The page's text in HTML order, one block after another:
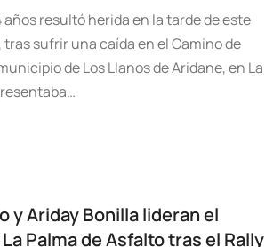
años resultó herida en la tarde de este
tras sufrir una caída en el Camino de
de Los Llanos de Aridane, en La
y Ariday Bonilla lideran el
Palma de Asfalto tras el Rally